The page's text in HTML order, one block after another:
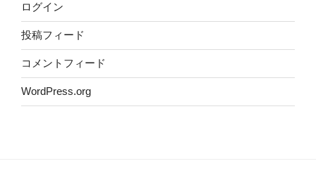
ログイン
投稿フィード
コメントフィード
WordPress.org